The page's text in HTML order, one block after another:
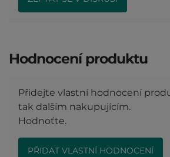
Hodnocení produktu
Přidejte vlastní hodnocení
tak dalším nakupujícím.
Hodnoťte.
PŘIDAT VLASTNÍ HODNOCENÍ